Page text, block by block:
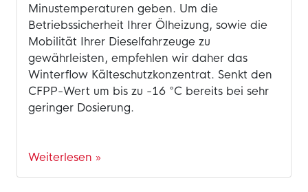
Minustemperaturen geben. Um die
Betriebssicherheit Ihrer Ölheizung, sowie die
Mobilität Ihrer Dieselfahrzeuge zu
gewährleisten, empfehlen wir daher das
Winterflow Kälteschutzkonzentrat. Senkt den
CFPP-Wert um bis zu -16 °C bereits bei sehr
geringer Dosierung.
Weiterlesen »